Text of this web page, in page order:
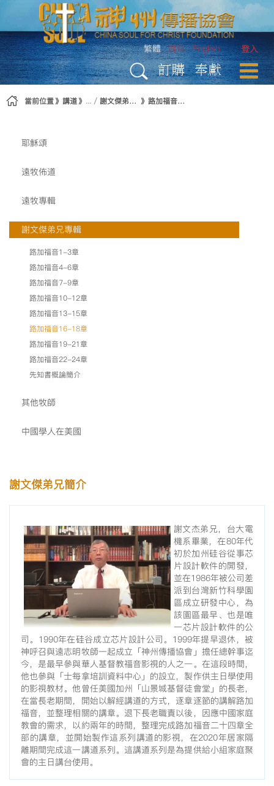
略過到內容
登入
繁體 简体 English
訂購 奉獻
當前位置 講道 謝文傑弟兄專輯 路加福音16-18章
耶穌頌
遠牧佈道
遠牧專輯
謝文傑弟兄專輯
路加福音1-3章
路加福音4-6章
路加福音7-9章
路加福音10-12章
路加福音13-15章
路加福音16-18章
路加福音19-21章
路加福音22-24章
先知書概論簡介
其他牧師
中國學人在美國
謝文傑弟兄簡介
謝文杰弟兄，台大電
機系畢業，在80年代
初於加州硅谷從事芯
片設計軟件的開發，
並在1986年被公司差
派到台灣新竹科學園
區成立研發中心，為
該園區最早、也是唯
一芯片設計軟件的公
司。1990年在硅谷成立芯片設計公司。1999年提早退休，被
神呼召與遠志明牧師一起成立「神州傳播協會」擔任總幹事迄
今，是最早參與華人基督教福音影視的人之一。在這段時間，
他也參與「士每拿培訓資料中心」的設立，製作供主日學使用
的影視教材。他曾任美國加州「山景城基督徒會堂」的長老，
在當長老期間，開始以解經講道的方式，逐章逐節的講解路加
福音，並整理相關的講章。退下長老職責以後，因應中國家庭
教會的需求，以約兩年的時間，整理完成路加福音二十四章全
部的講章，並開始製作這系列講道的影視，在2020年居家隔
離期間完成這一講道系列。這講道系列是為提供給小組家庭聚
會的主日講台使用。